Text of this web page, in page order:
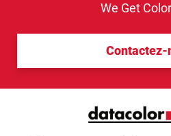
We Get
Contactez-